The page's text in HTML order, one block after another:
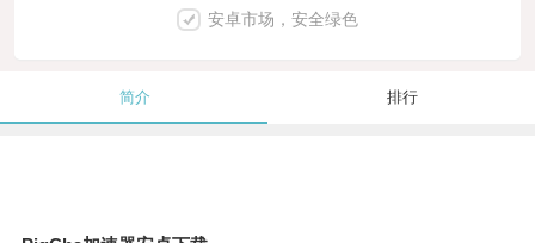
安卓市场，安全绿色
简介 排行